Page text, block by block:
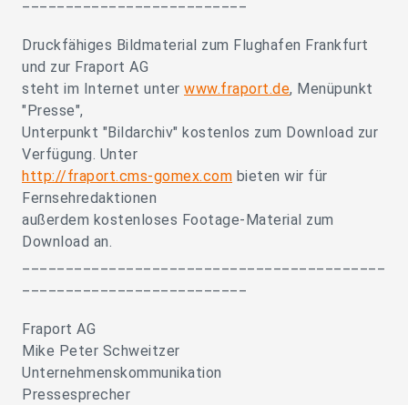
Druckfähiges Bildmaterial zum Flughafen Frankfurt
und zur Fraport AG
steht im Internet unter www.fraport.de, Menüpunkt
"Presse",
Unterpunkt "Bildarchiv" kostenlos zum Download zur
Verfügung. Unter
http://fraport.cms-gomex.com bieten wir für
Fernsehredaktionen
außerdem kostenloses Footage-Material zum
Download an.
Fraport AG
Mike Peter Schweitzer
Unternehmenskommunikation
Pressesprecher